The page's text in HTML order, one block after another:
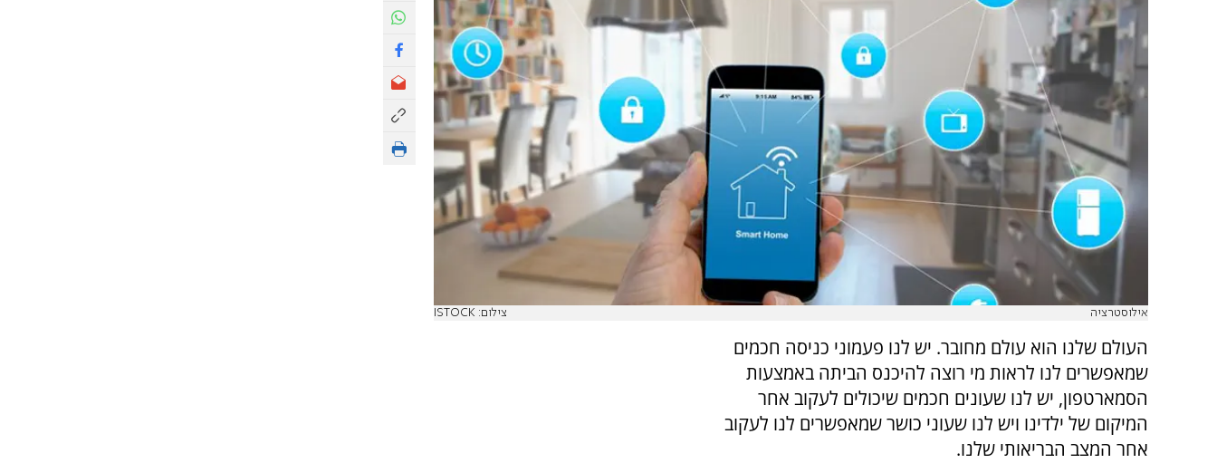
אילוסטרציה צילום: ISTOCK
העולם שלנו הוא עולם מחובר. יש לנו פעמוני כניסה חכמים
שמאפשרים לנו לראות מי רוצה להיכנס הביתה באמצעות
הסמארטפון, יש לנו שעונים חכמים שיכולים לעקוב אחר
המיקום של ילדינו ויש לנו שעוני כושר שמאפשרים לנו לעקוב
אחר המצב הבריאותי שלנו.